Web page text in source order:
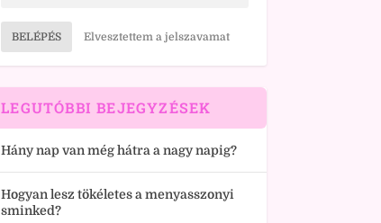
BELÉPÉS Elvesztettem a jelszavamat
LEGUTÓBBI BEJEGYZÉSEK
Hány nap van még hátra a nagy napig?
Hogyan lesz tökéletes a menyasszonyi
sminked?